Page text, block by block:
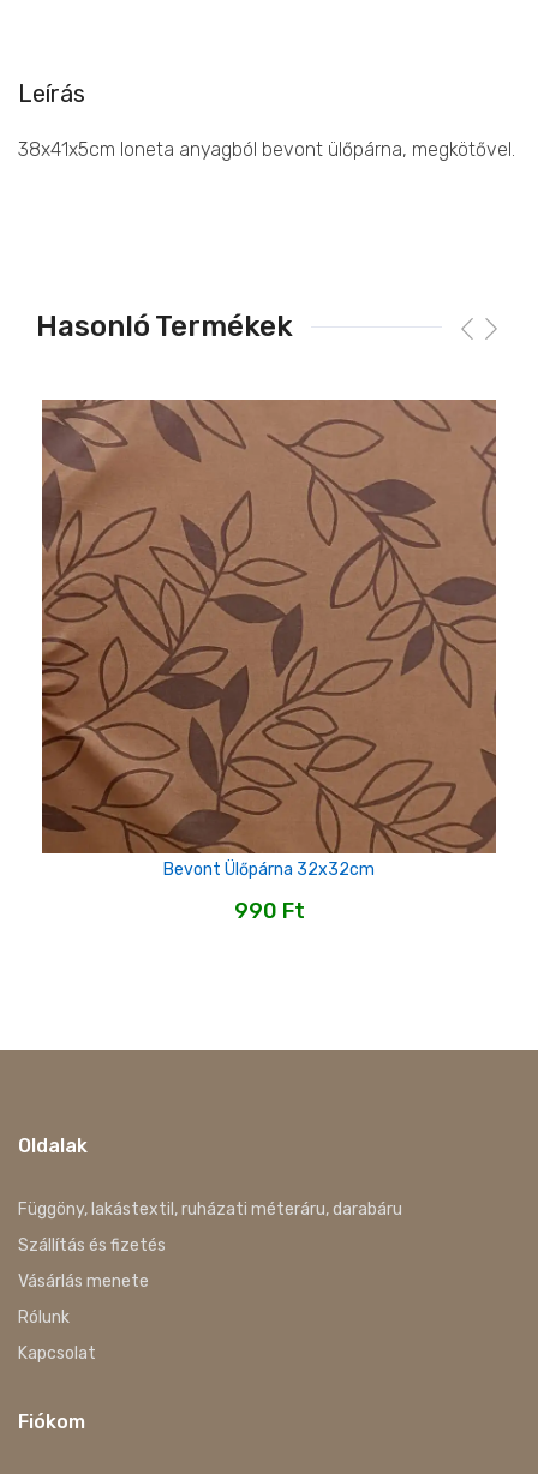
Leírás
38x41x5cm loneta anyagból bevont ülőpárna, megkötővel.
Hasonló Termékek
Bevont Ülőpárna 32x32cm
990 Ft
Oldalak
Függöny, lakástextil, ruházati méteráru, darabáru
Szállítás és fizetés
Vásárlás menete
Rólunk
Kapcsolat
Fiókom